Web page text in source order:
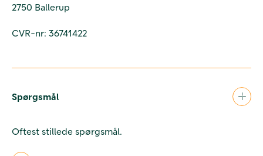
2750 Ballerup
CVR-nr: 36741422
Spørgsmål
Oftest stillede spørgsmål.